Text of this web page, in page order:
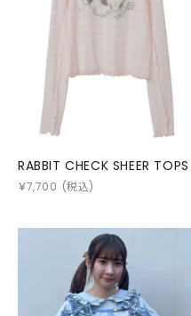
RABBIT CHECK SHEER TOPS
￥7,700 (税込)